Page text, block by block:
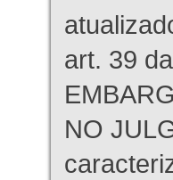
art. 39
NO